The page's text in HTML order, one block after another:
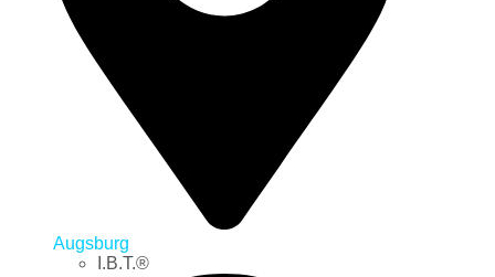
Augsburg
I.B.T.®